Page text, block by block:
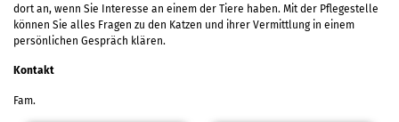
dort an, wenn Sie Interesse an einem der Tiere haben. Mit der Pflegestelle
können Sie alles Fragen zu den Katzen und ihrer Vermittlung in einem
persönlichen Gespräch klären.
Kontakt
Fam.